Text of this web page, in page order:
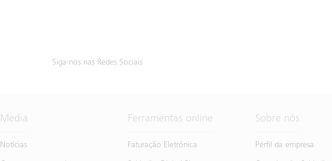
Siga-nos nas Redes Sociais
Media
Notícias
Ferramentas online
Faturação Eletrónica
Sobre nós
Perfil da empresa